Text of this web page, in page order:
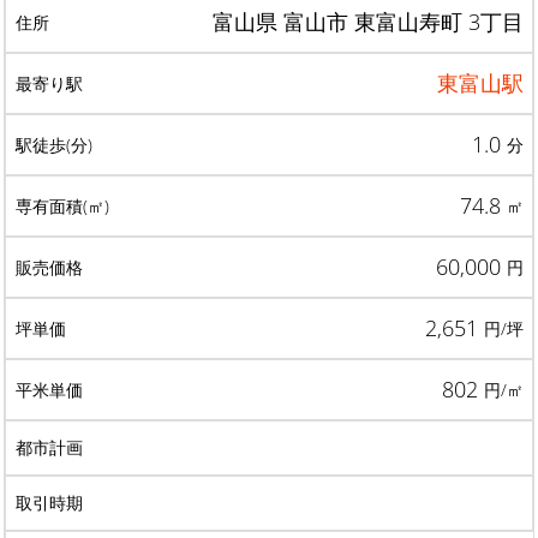
富山県 富山市 東富山寿町 3丁目
東富山駅
1.0 分
74.8 ㎡
60,000 円
2,651 円/坪
802 円/㎡